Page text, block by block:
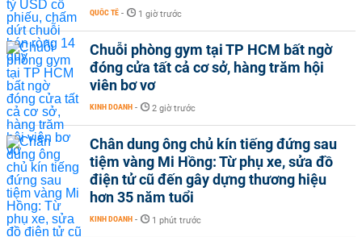
QUỐC TẾ - 1 giờ trước
Chuỗi phòng gym tại TP HCM bất ngờ
đóng cửa tất cả cơ sở, hàng trăm hội
viên bơ vơ
KINH DOANH - 2 giờ trước
Chân dung ông chủ kín tiếng đứng sau
tiệm vàng Mi Hồng: Từ phụ xe, sửa đồ
điện tử cũ đến gây dựng thương hiệu
hơn 35 năm tuổi
KINH DOANH - 1 phút trước